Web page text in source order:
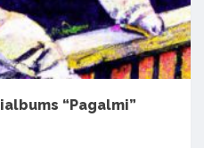
“Pagalmi”